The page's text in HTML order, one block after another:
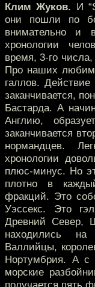
Клим Жуков. И
они пошли по
внимательно и
хронологии
время, 3-го
Про наших
галлов.
заканчивается,
Бастарда. А
Англию,
заканчивается
нормандцев.
хронологии
плюс-минус. Но
плотно в
фракций. Это
Уэссекс. Это
Древний Север,
находились на
Валлийцы,
Нортумбрия. А с
морские